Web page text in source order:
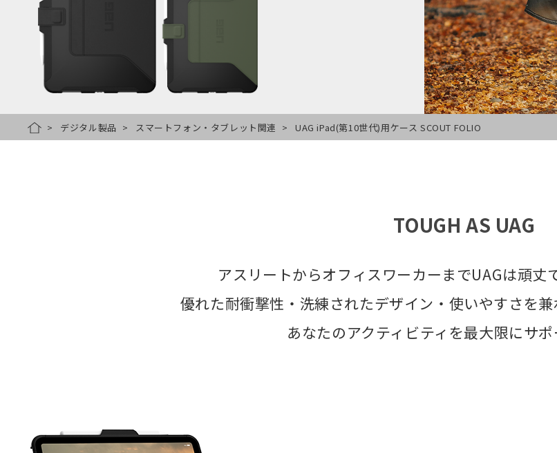
HOMEデジタル製品 スマートフォン・タブレット関連 UAG iPad(第10世代)用ケース SCOUT FOLIO
TOUGH AS UAG
アスリートからオフィスワーカーまでUAGは頑丈
優れた耐衝撃性・洗練されたデザイン・使いやすさを
あなたのアクティビティを最大限にサポ